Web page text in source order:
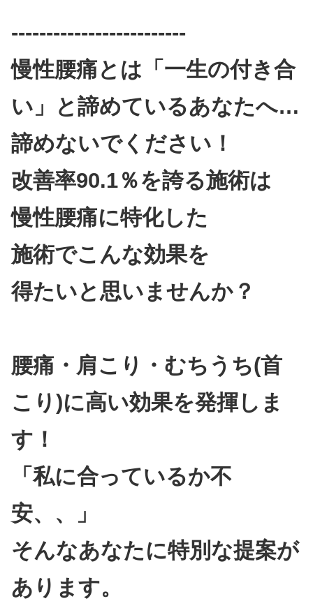
-------------------------
慢性腰痛とは「一生の付き合
い」と諦めているあなたへ…
諦めないでください！
改善率90.1％を誇る施術は
慢性腰痛に特化した
施術でこんな効果を
得たいと思いませんか？
腰痛・肩こり・むちうち(首
こり)に高い効果を発揮しま
す！
「私に合っているか不
安、、」
そんなあなたに特別な提案が
あります。